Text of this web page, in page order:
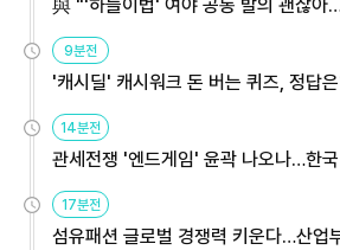
與 "'하늘이법' 여야 공동 발의 괜찮아
9분전
'캐시딜' 캐시워크 돈 버는 퀴즈, 정답
14분전
관세전쟁 '엔드게임' 윤곽 나오나…한
용해야
17분전
섬유패션 글로벌 경쟁력 키운다…산업